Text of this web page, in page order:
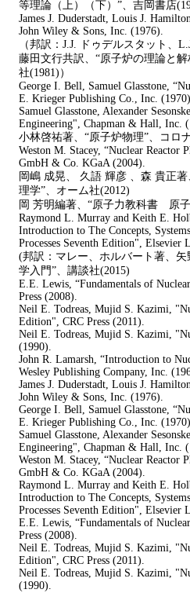
等理論（上）（下）”、吉岡書店
James J. Duderstadt, Louis J.
John Wiley & Sons, Inc. (1976).
（邦訳：J.J. ドゥデルスタット、
藤田文行共訳、“原子炉の理論と
社(1981)）
George I. Bell, Samuel Glasstone,
E. Krieger Publishing Co., Inc.
Samuel Glasstone, Alexander
Engineering", Chapman & Hall, Inc.
小林啓祐著、“原子炉物理”、コロ
Weston M. Stacey, “Nuclear Reactor
GmbH & Co. KGaA (2004).
岡嶋 成晃、 久語 輝彦 、森 貴正
理学”、オーム社(2012)
岡 芳明編著、“原子力教科書 原
Raymond L. Murray and Keith E.
Introduction to The Concepts,
Processes Seventh Edition", Elsevier
(邦訳：マレー、ホルバート著、
学入門”、講談社(2015)
E.E. Lewis, “Fundamentals of
Press (2008).
Neil E. Todreas, Mujid S. Kazimi,
Edition", CRC Press (2011).
Neil E. Todreas, Mujid S. Kazimi,
(1990).
John R. Lamarsh, “Introduction to
Wesley Publishing Company, Inc.
James J. Duderstadt, Louis J.
John Wiley & Sons, Inc. (1976).
George I. Bell, Samuel Glasstone,
E. Krieger Publishing Co., Inc.
Samuel Glasstone, Alexander
Engineering", Chapman & Hall, Inc.
Weston M. Stacey, “Nuclear Reactor
GmbH & Co. KGaA (2004).
Raymond L. Murray and Keith E.
Introduction to The Concepts,
Processes Seventh Edition", Elsevier
E.E. Lewis, “Fundamentals of
Press (2008).
Neil E. Todreas, Mujid S. Kazimi,
Edition", CRC Press (2011).
Neil E. Todreas, Mujid S. Kazimi,
(1990).